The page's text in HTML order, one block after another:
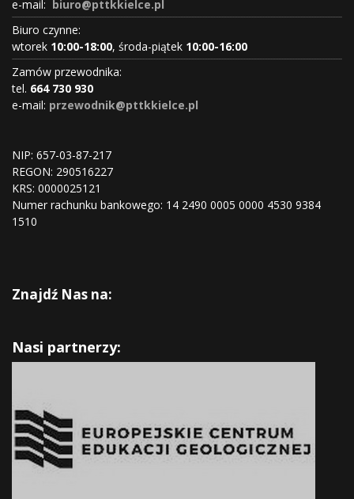
e-mail: biuro@pttkkielce.pl
Biuro czynne:
wtorek 10:00-18:00, środa-piątek 10:00-16:00
Zamów przewodnika:
tel. 664 730 930
e-mail: przewodnik@pttkkielce.pl
NIP: 657-03-87-217
REGON: 290516227
KRS: 0000025121
Numer rachunku bankowego: 14 2490 0005 0000 4530 9384
1510
Znajdź Nas na:
Nasi partnerzy: